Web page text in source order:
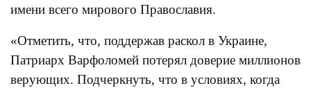
имени всего мирового Православия.
«Отметить, что, поддержав раскол в Украине,
Патриарх Варфоломей потерял доверие миллионов
верующих. Подчеркнуть, что в условиях, когда